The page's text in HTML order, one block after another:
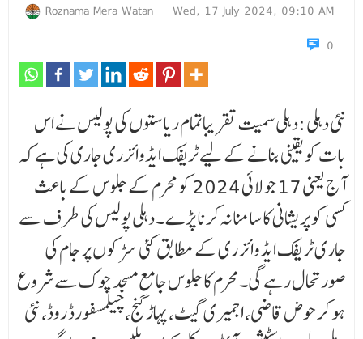
Roznama Mera Watan
Wed, 17 July 2024, 09:10 AM
0
نئی دہلی :دہلی سمیت تقریباتمام ریاستوں کی پولیس نے اس
بات کو یقینی بنانے کے لیے ٹریفک ایڈوائزری جاری کی ہے کہ
آج یعنی 17 جولائی 2024 کو محرم کے جلوس کے باعث
کسی کو پریشانی کا سامنا نہ کرنا پڑے ۔ دہلی پولیس کی طرف سے
جاری ٹریفک ایڈوائزری کے مطابق کئی سڑکوں پر جام کی
صورتحال رہے گی۔محرم کا جلوس جامع مسجد چوک سے شروع
ہو کر حوض قاضی، اجمیری گیٹ، پہاڑ گنج، چیلمسفورڈ روڈ، نئی